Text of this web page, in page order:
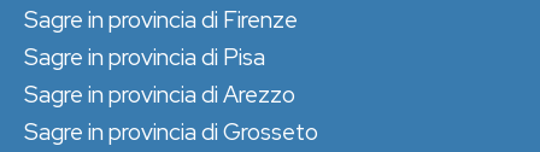
Sagre in provincia di Firenze
Sagre in provincia di Pisa
Sagre in provincia di Arezzo
Sagre in provincia di Grosseto